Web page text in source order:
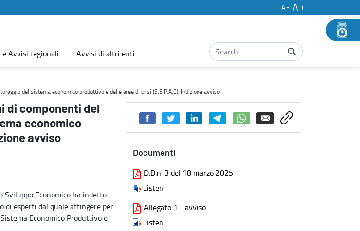
A
A
Avvisi regionali Avvisi di altri enti
del sistema economico produttivo e delle aree di crisi (S.E.P.A.C). Indizione avviso - Concorsi
del sistema economico produttivo e delle aree di crisi (S.E.P.A.C). Indizione avviso
di componenti del
economico
avviso
Economico ha indetto
di esperti dal quale attingere per
Economico Produttivo e
Documenti
D.D.n. 3 del 18 marzo 2025
Listen
Allegato 1 - avviso
Listen